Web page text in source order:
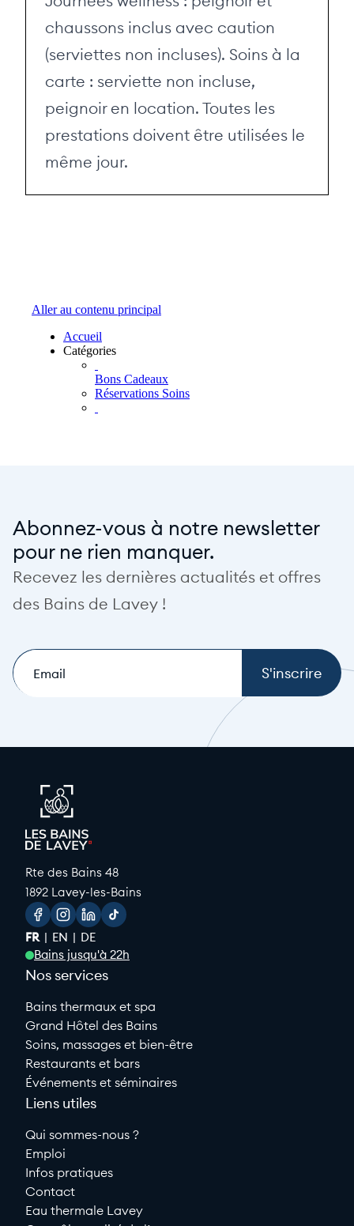
chaussons inclus avec caution
(serviettes non incluses). Soins à la
carte : serviette non incluse,
peignoir en location. Toutes les
prestations doivent être utilisées le
même jour.
Abonnez-vous à notre newsletter
pour ne rien manquer.
Recevez les dernières actualités et offres
des Bains de Lavey !
E-
mail(Nécessaire)
Rte des Bains 48
1892 Lavey-les-Bains
Facebook
Instagram
Linkedin
Tiktok
FR EN
DE
Bains jusqu'à 22h
Nos services
Bains thermaux et spa
Grand Hôtel des Bains
Soins, massages et bien-être
Restaurants et bars
Événements et séminaires
Liens utiles
Qui sommes-nous ?
Emploi
Infos pratiques
Contact
Eau thermale Lavey